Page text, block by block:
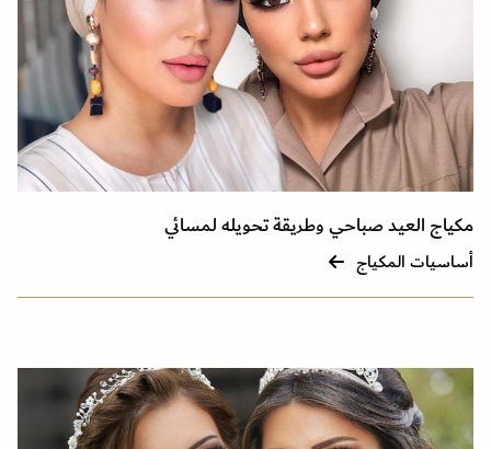
مكياج العيد صباحي وطريقة تحويله لمسائي
أساسيات المكياج